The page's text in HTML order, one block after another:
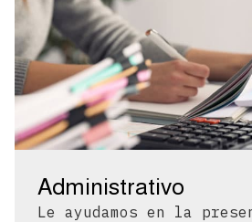
Administrativo
Le ayudamos en la